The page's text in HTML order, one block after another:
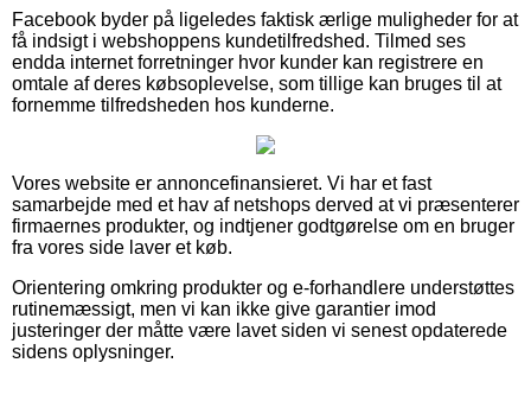
Facebook byder på ligeledes faktisk ærlige muligheder for at
få indsigt i webshoppens kundetilfredshed. Tilmed ses
endda internet forretninger hvor kunder kan registrere en
omtale af deres købsoplevelse, som tillige kan bruges til at
fornemme tilfredsheden hos kunderne.
Vores website er annoncefinansieret. Vi har et fast
samarbejde med et hav af netshops derved at vi præsenterer
firmaernes produkter, og indtjener godtgørelse om en bruger
fra vores side laver et køb.
Orientering omkring produkter og e-forhandlere understøttes
rutinemæssigt, men vi kan ikke give garantier imod
justeringer der måtte være lavet siden vi senest opdaterede
sidens oplysninger.